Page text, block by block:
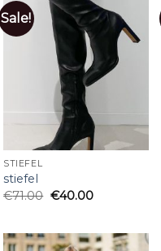
Sale!
STIEFEL
stiefel
€71.00 €40.00